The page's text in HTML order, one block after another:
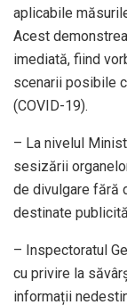
aplicabile
Acest
imediată, fiind
scenarii posibile
(COVID-19).
– La nivelul
sesizării
de divulgare fără
destinate
– Inspectoratul
cu privire la
informații